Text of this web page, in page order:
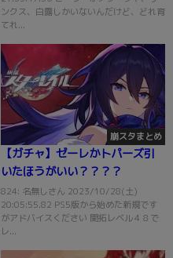
ンクス、白露しかいないんだけど、どれ育
てれ...
崩スタまとめ
【ガチャ】ゼーレかトパーズ引
いたほうがいい？？？？
824: 名無しさん 2023/10/28(土)
20:05:55.82 PS5版から始めた新規です
がアドバイスください 開拓レベル４８で
レ...